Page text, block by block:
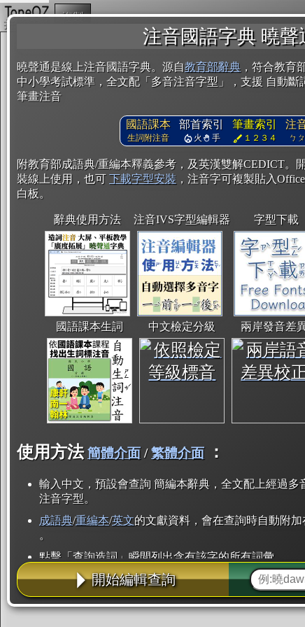
注音國語字典 曉聲
曉聲通是線上注音國語字典。源自教育部辭典 ，符合教育
中小學考試標準，全文配「多音注音字型」，支援 自動斷
筆畫注音
國語課本
生詞附注音
部首索引
火 手
筆畫索引
１２３４
注
ㄅ
附教育部成語典/重編本釋義參考，及英漢雙解CEDICT。
裝線上使用，也可 下載字型安裝 ，注音字可複製貼入
白板。
辭典使用方法 注音IVS字型編輯器 字型下載
國語課本生詞 中文檢定分級 兩岸發音差
使用方法 簡體介面/繁體介面 ：
輸入中文，預設會查詢 簡編本辭典，全文配上經過多
注音字型。
成語典/重編本/英文的文獻資料，會在查詢時自動附加
。
點擊「查詢造詞」瞬間列出含有該字的所有詞彙。
點「部首」瞬間列出所有「同部首字」。也支援查詢
辭典解釋的全文都經過自動斷詞，點擊便可瞬間「連
用手動重複輸入。
開始編輯查詢
複製